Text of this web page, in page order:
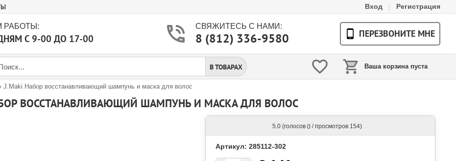
Вход | Регистрация
РАБОТЫ:
С 9-00 ДО 17-00
СВЯЖИТЕСЬ С НАМИ:
8 (812) 336-9580 ПЕРЕЗВОНИТЕ МНЕ
Ваша корзина пуста
В ТОВАРАХ
J.Maki Набор восстанавливающий шампунь и маска для волос
ВОССТАНАВЛИВАЮЩИЙ ШАМПУНЬ И МАСКА ДЛЯ ВОЛОС
5.0 (голосов 0 / просмотров 154)
Артикул: 285112-302